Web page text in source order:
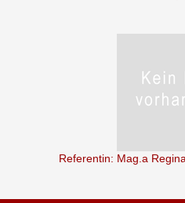
Referentin: Mag.a